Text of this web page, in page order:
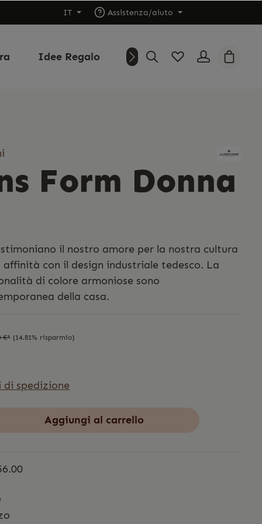
IT Assistenza/aiuto
Idee Regalo Outlet Chi siamo
Form Donna
il nostro amore per la nostra cultura
con il design industriale tedesco. La
di colore armoniose sono
della casa.
€* (14.81% risparmio)
spedizione
Aggiungi al carrello